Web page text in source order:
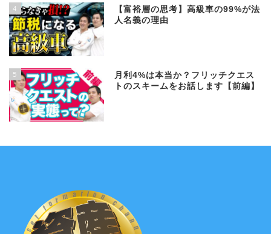
4
【富裕層の思考】高級車の99%が法
人名義の理由
5
月利4%は本当か？フリッチクエス
トのスキームをお話します【前編】